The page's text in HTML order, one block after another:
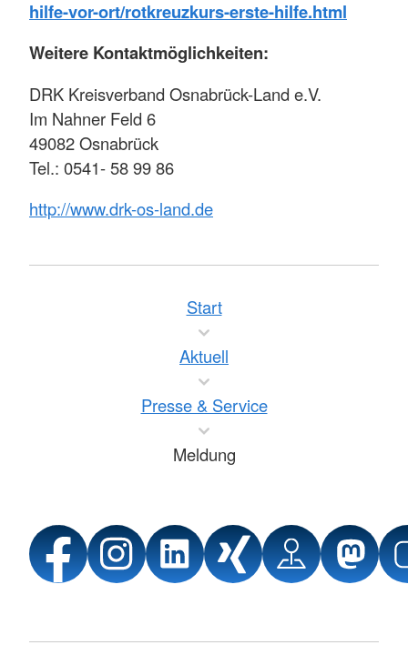
hilfe-vor-ort/rotkreuzkurs-erste-hilfe.html
Weitere Kontaktmöglichkeiten:
DRK Kreisverband Osnabrück-Land e.V.
Im Nahner Feld 6
49082 Osnabrück
Tel.: 0541- 58 99 86
http://www.drk-os-land.de
Start
Aktuell
Presse & Service
Meldung